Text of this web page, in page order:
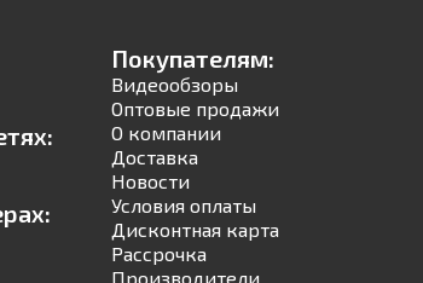
Покупателям:
Видеообзоры
Оптовые продажи
О компании
Доставка
Новости
Условия оплаты
Дисконтная карта
Рассрочка
Производители